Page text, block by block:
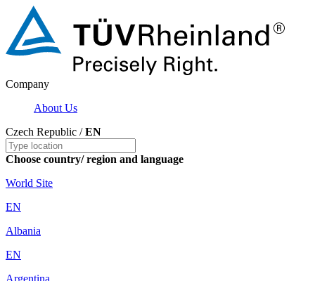
Company
About Us
Czech Republic /EN
Choose country/ region and language
World Site
EN
Albania
EN